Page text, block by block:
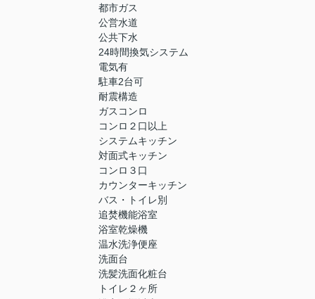
都市ガス
公営水道
公共下水
24時間換気システム
電気有
駐車2台可
耐震構造
ガスコンロ
コンロ２口以上
システムキッチン
対面式キッチン
コンロ３口
カウンターキッチン
バス・トイレ別
追焚機能浴室
浴室乾燥機
温水洗浄便座
洗面台
洗髪洗面化粧台
トイレ２ヶ所